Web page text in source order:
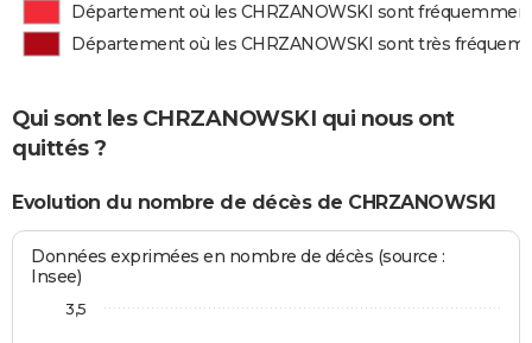
Département où les CHRZANOWSKI sont
Département où les CHRZANOWSKI sont très
Qui sont les CHRZANOWSKI qui nous ont
quittés ?
Evolution du nombre de décès de CHRZANOWSKI
Données exprimées en nombre de décès (source :
Insee)
3,5